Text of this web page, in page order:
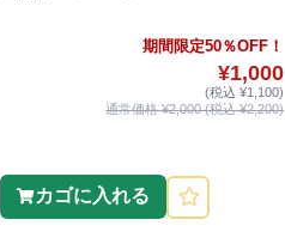
期間限定50％OFF！
¥1,000
(税込 ¥1,100)
通常価格 ¥2,000 (税込 ¥2,200)
カゴに入れる